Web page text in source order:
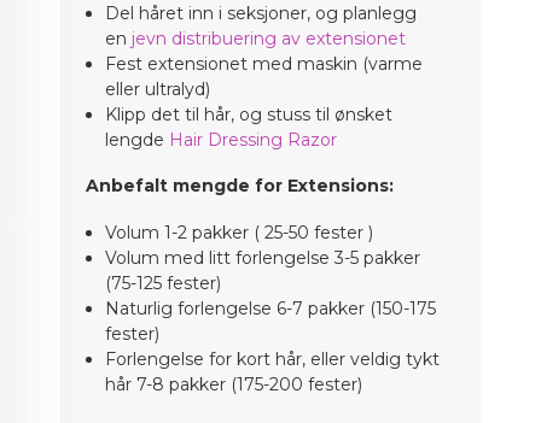
Del håret inn i seksjoner, og planlegg
en jevn distribuering av extensionet
Fest extensionet med maskin (varme
eller ultralyd)
Klipp det til hår, og stuss til ønsket
lengde Hair Dressing Razor
Anbefalt mengde for Extensions:
Volum 1-2 pakker ( 25-50 fester )
Volum med litt forlengelse 3-5 pakker
(75-125 fester)
Naturlig forlengelse 6-7 pakker (150-175
fester)
Forlengelse for kort hår, eller veldig tykt
hår 7-8 pakker (175-200 fester)